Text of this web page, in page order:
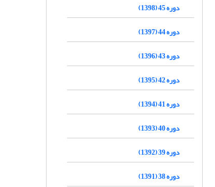
دوره 45 (1398)
دوره 44 (1397)
دوره 43 (1396)
دوره 42 (1395)
دوره 41 (1394)
دوره 40 (1393)
دوره 39 (1392)
دوره 38 (1391)